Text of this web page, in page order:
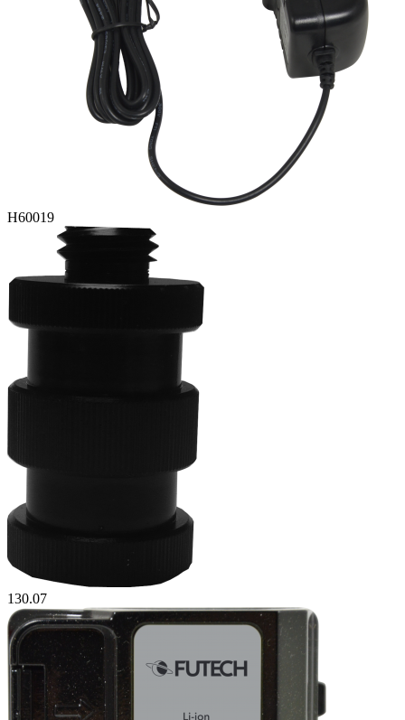
H60019
130.07